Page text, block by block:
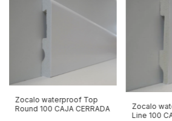
Zocalo waterproof Top
Round 100 CAJA CERRADA
Zocalo
Line 100